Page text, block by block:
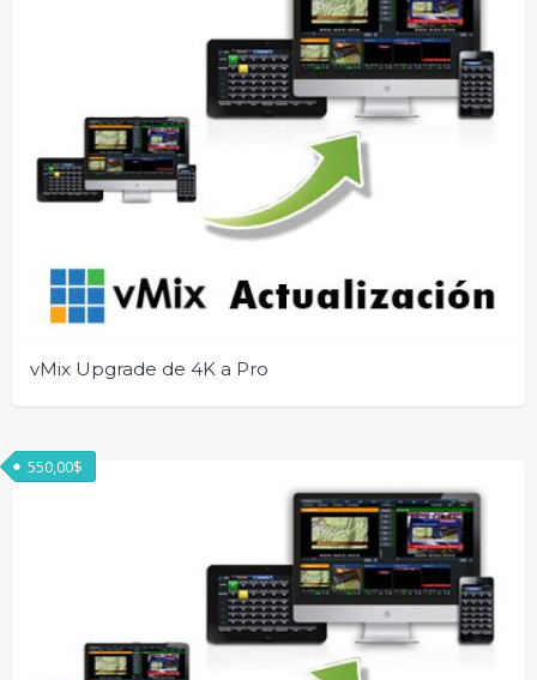
vMix Upgrade de 4K a Pro
550,00$